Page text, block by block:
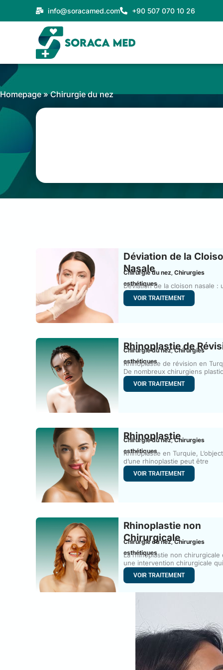
au
info@soracamed.com +90 507 070 10 26
Homepage»Chirurgie du nez
Déviation de la
Nasale
Chirurgie du nez, Chirurgies
esthétiques
Déviation de la cloison nasale :
déviation de la
VOIR TRAITEMENT
Rhinoplastie de
Chirurgie du nez,Chirurgies
esthétiques
Rhinoplastie de révision en
De nombreux chirurgiens
considèrent
VOIR TRAITEMENT
Rhinoplastie
Chirurgie du nez,Chirurgies
esthétiques
Rhinoplastie en Turquie,
d’une rhinoplastie peut être
d’améliorer l’apparence
VOIR TRAITEMENT
Rhinoplastie non
Chirurgicale
Chirurgie du nez,Chirurgies
esthétiques
La rhinoplastie non chirurgicale
une intervention chirurgicale qui
consiste
VOIR TRAITEMENT